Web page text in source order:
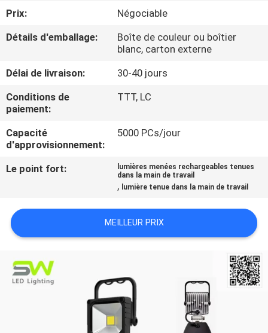
DE
L'USINE
CONTRÔLE
DE
LA
QUALITÉ
NOUS
CONTACTER
NOUVELLES
Prix:
Négociable
Détails d'emballage:
Boîte de couleur ou boîtier
blanc, carton externe
Délai de livraison:
30-40 jours
Conditions de
paiement:
TTT, LC
Capacité
d'approvisionnement:
5000 PCs/jour
Le point fort:
lumières menées rechargeables tenues
dans la main de travail
, lumière tenue dans la main de travail
MEILLEUR PRIX